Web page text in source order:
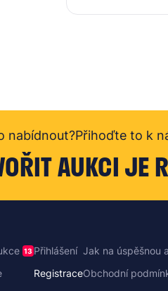
nabídnout?Přihoďte to k
AUKCI JE
13 Přihlášení
Registrace
Jak na úspěšnou
Obchodní